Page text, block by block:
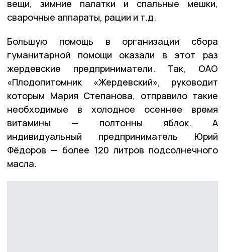
вещи, зимние палатки и спальные мешки,
сварочные аппараты, рации и т.д.
Большую помощь в организации сбора
гуманитарной помощи оказали в этот раз
жердевские предприниматели. Так, ОАО
«Плодопитомник «Жердевский», руководит
которым Мария Степанова, отправило такие
необходимые в холодное осеннее время
витамины — полтонны яблок. А
индивидуальный предприниматель Юрий
Фёдоров — более 120 литров подсолнечного
масла.